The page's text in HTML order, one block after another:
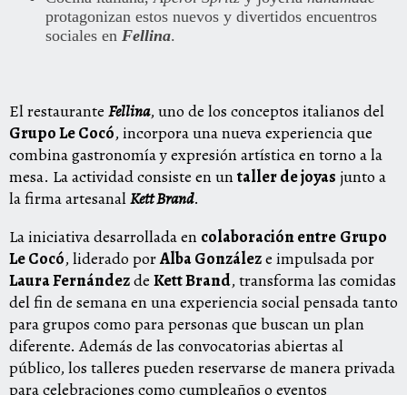
protagonizan estos nuevos y divertidos encuentros
sociales en Fellina.
El restaurante Fellina, uno de los conceptos italianos del
Grupo Le Cocó, incorpora una nueva experiencia que
combina gastronomía y expresión artística en torno a la
mesa. La actividad consiste en untaller de joyas junto a
la firma artesanalKett Brand.
La iniciativa desarrollada en colaboración entre Grupo
Le Cocó, liderado porAlba Gonzáleze impulsada por
Laura Fernándezde Kett Brand, transforma las comidas
del fin de semana en una experiencia social pensada tanto
para grupos como para personas que buscan un plan
diferente. Además de las convocatorias abiertas al
público, los talleres pueden reservarse de manera privada
para celebraciones como cumpleaños o eventos